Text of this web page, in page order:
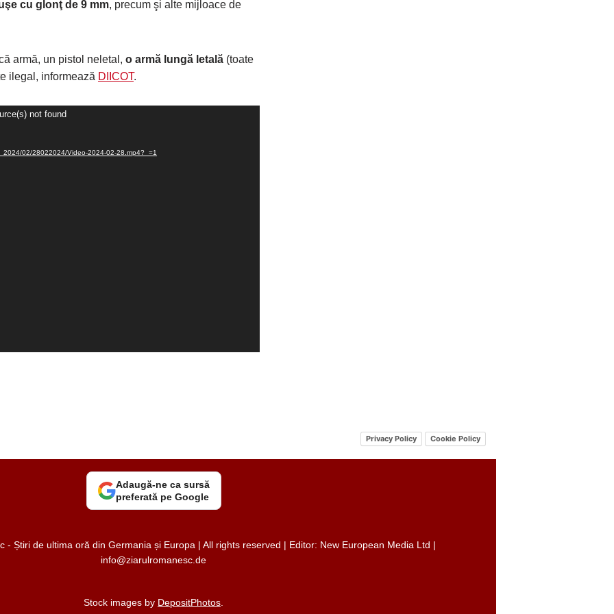
cu glonţ de 9 mm, precum şi alte mijloace de
armă, un pistol neletal, o armă lungă letală (toate
ilegal, informează DIICOT.
not found
02/28022024/Video-2024-02-28.mp4?_=1
Privacy Policy Cookie Policy
Adaugă-ne ca sursă
preferată pe Google
- Știri de ultima oră din Germania și Europa | All rights reserved | Editor: New European Media Ltd |
info@ziarulromanesc.de
Stock images by DepositPhotos